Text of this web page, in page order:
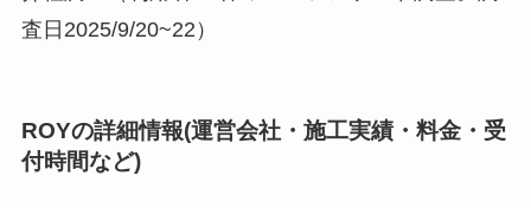
査日2025/9/20~22）
ROYの詳細情報(運営会社・施工実績・料金・受
付時間など)